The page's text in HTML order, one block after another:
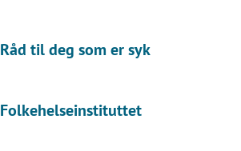
Råd til deg som er syk
Folkehelseinstituttet